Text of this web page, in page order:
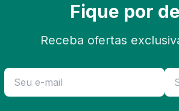
Fique por
Receba ofertas